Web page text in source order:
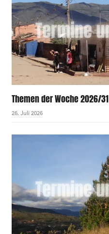
Themen der Woche 2026/31
26. Juli 2026